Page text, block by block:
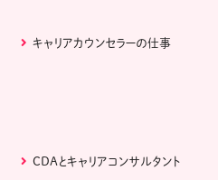
キャリアカウンセラーの仕事
CDAとキャリアコンサルタント